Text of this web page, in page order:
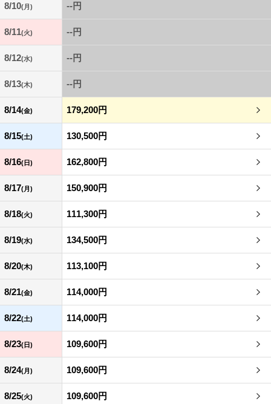
8/10(月) --円
8/11(火) --円
8/12(水) --円
8/13(木) --円
8/14(金) 179,200円
8/15(土) 130,500円
8/16(日) 162,800円
8/17(月) 150,900円
8/18(火) 111,300円
8/19(水) 134,500円
8/20(木) 113,100円
8/21(金) 114,000円
8/22(土) 114,000円
8/23(日) 109,600円
8/24(月) 109,600円
8/25(火) 109,600円